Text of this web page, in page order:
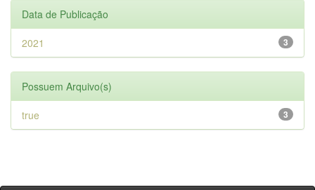
Data de Publicação
3
2021
Possuem Arquivo(s)
3
true